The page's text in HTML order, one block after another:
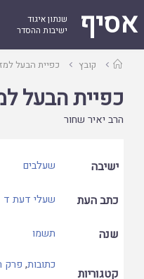
אסיף
שנתון איגוד
ישיבות ההסדר
עמודקובץ כפיית הבעל
כפיית הבעל
הרב יאיר שחור
ישיבה שעלבים
כתב העת שעלי דעת ד
שנה תשמו
קטגוריות
כתובות, פרק